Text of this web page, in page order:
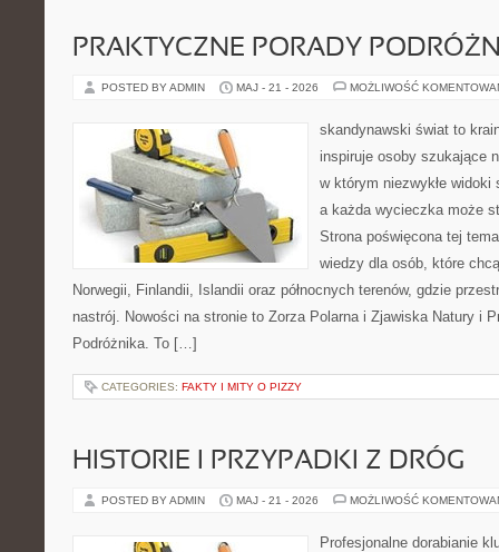
PRAKTYCZNE PORADY
POSTED BY ADMIN MAJ - 21 - 2026 MOŻLIWOŚĆ
skandynawski świat to
inspiruje osoby szukające
w którym niezwykłe
a każda wycieczka może
Strona poświęcona tej
wiedzy dla osób, które
Norwegii, Finlandii, Islandii oraz północnych terenów, gdzie
nastrój. Nowości na stronie to Zorza Polarna i Zjawiska Natury i
Podróżnika. To […]
CATEGORIES: FAKTY I MITY O PIZZY
HISTORIE I PRZYPADKI Z DRÓG
POSTED BY ADMIN MAJ - 21 - 2026 MOŻLIWOŚĆ
Profesjonalne dorabianie